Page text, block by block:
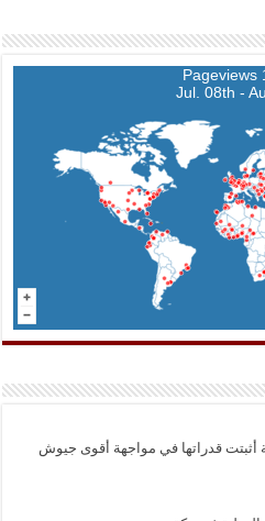
Jul. 08th -
أثبتت قدراتها في مواجهة أقوى جيوش